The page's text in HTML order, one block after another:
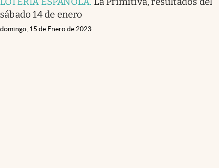
sábado 14 de enero
domingo, 15 de Enero de 2023